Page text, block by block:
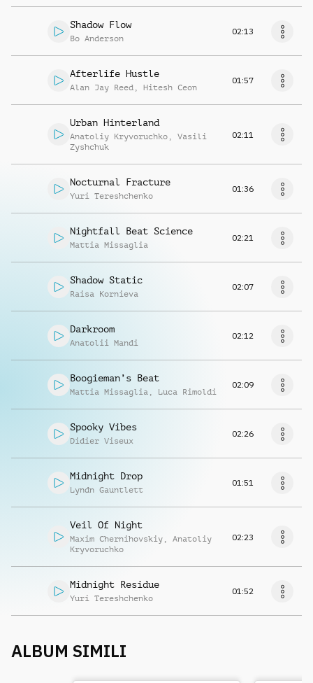
Shadow Flow
Bo Anderson
02:13
Afterlife Hustle
Alan Jay Reed , Hitesh Ceon
01:57
Urban Hinterland
Anatoliy Kryvoruchko , Vasili
Zyshchuk
02:11
Nocturnal Fracture
Yuri Tereshchenko
01:36
Nightfall Beat Science
Mattia Missaglia
02:21
Shadow Static
Raisa Kornieva
02:07
Darkroom
Anatolii Mandi
02:12
Boogieman’s Beat
Mattia Missaglia , Luca Rimoldi
02:09
Spooky Vibes
Didier Viseux
02:26
Midnight Drop
Lyndn Gauntlett
01:51
Veil Of Night
Maxim Chernihovskiy , Anatoliy
Kryvoruchko
02:23
Midnight Residue
Yuri Tereshchenko
01:52
ALBUM SIMILI